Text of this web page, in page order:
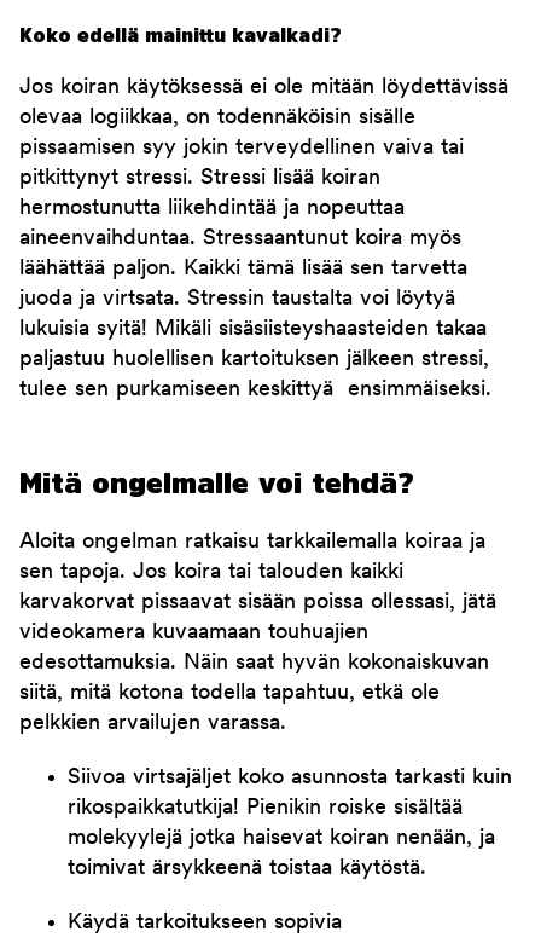
Koko edellä mainittu kavalkadi?
Jos koiran käytöksessä ei ole mitään löydettävissä
olevaa logiikkaa, on todennäköisin sisälle
pissaamisen syy jokin terveydellinen vaiva tai
pitkittynyt stressi. Stressi lisää koiran
hermostunutta liikehdintää ja nopeuttaa
aineenvaihduntaa. Stressaantunut koira myös
läähättää paljon. Kaikki tämä lisää sen tarvetta
juoda ja virtsata. Stressin taustalta voi löytyä
lukuisia syitä! Mikäli sisäsiisteyshaasteiden takaa
paljastuu huolellisen kartoituksen jälkeen stressi,
tulee sen purkamiseen keskittyä ensimmäiseksi.
Mitä ongelmalle voi tehdä?
Aloita ongelman ratkaisu tarkkailemalla koiraa ja
sen tapoja. Jos koira tai talouden kaikki
karvakorvat pissaavat sisään poissa ollessasi, jätä
videokamera kuvaamaan touhuajien
edesottamuksia. Näin saat hyvän kokonaiskuvan
siitä, mitä kotona todella tapahtuu, etkä ole
pelkkien arvailujen varassa.
Siivoa virtsajäljet koko asunnosta tarkasti kuin
rikospaikkatutkija! Pienikin roiske sisältää
molekyylejä jotka haisevat koiran nenään, ja
toimivat ärsykkeenä toistaa käytöstä.
Käydä tarkoitukseen sopivia